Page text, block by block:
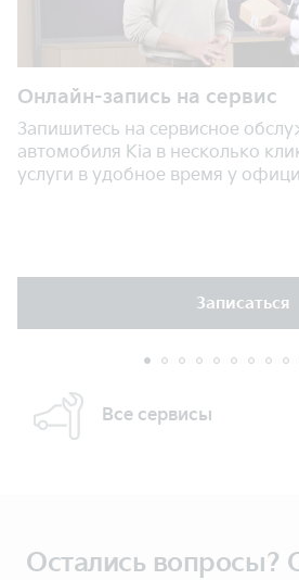
Все сервисы
Онлайн-запись на сервис
Запишитесь на сервисное
автомобиля Kia в несколько
услуги в удобное время у
Записаться
Остались вопросы?